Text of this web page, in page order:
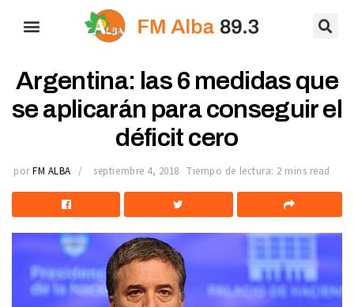
Argentina: las 6 medidas que
se aplicarán para conseguir el
déficit cero
por FM ALBA septiembre 4, 2018 Tiempo de lectura: 2 mins read